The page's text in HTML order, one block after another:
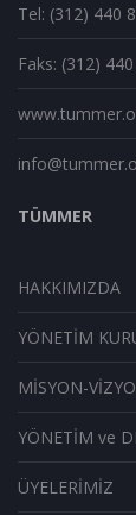
Tel: (312) 440
Faks: (312)
TÜMMER
HAKKIMIZDA
YÖNETİM
MİSYON-
YÖNETİM ve
ÜYELERİMİZ